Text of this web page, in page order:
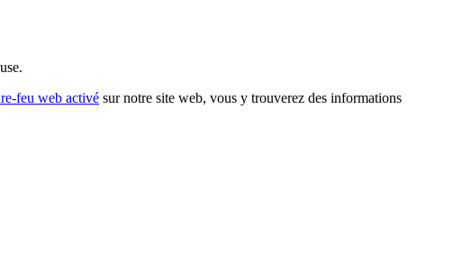
feu web activé sur notre site web, vous y trouverez des informations